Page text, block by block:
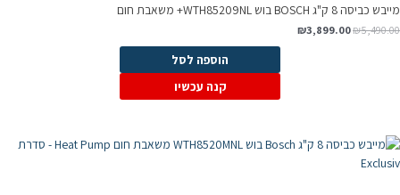
מייבש כביסה 8 ק"ג BOSCH בוש WTH85209NL+ משאבת חום
₪5,490.00
₪3,899.00
הוספה לסל
קנה עכשיו